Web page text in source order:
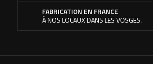
FABRICATION EN FRANCE
À NOS LOCAUX DANS LES VOSGES.